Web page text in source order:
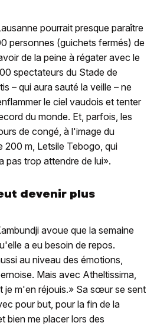
pourrait presque paraître
personnes (guichets fermés) de
de la peine à régater avec le
spectateurs du Stade de
– qui aura sauté la veille – ne
le ciel vaudois et tenter
du monde. Et, parfois, les
de congé, à l'image du
200 m, Letsile Tebogo, qui
pas trop attendre de lui».
devenir plus
avoue que la semaine
a eu besoin de repos.
au niveau des émotions,
Mais avec Atheltissima,
je m'en réjouis.» Sa sœur se sent
pour but, pour la fin de la
bien me placer lors des